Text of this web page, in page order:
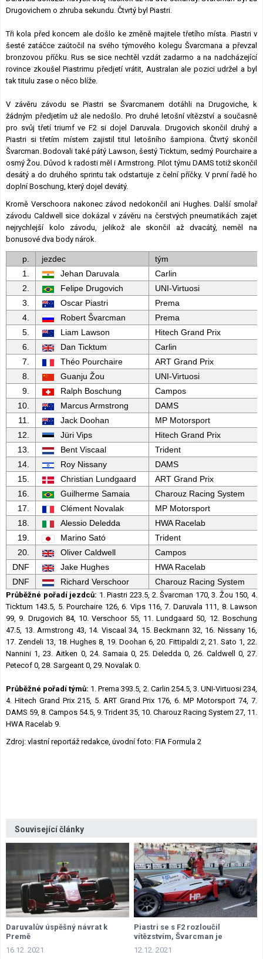
Drugovichem o zhruba sekundu. Čtvrtý byl Piastri.
Tři kola před koncem ale došlo ke změně majitele třetího místa. Piastri v
šesté zatáčce zaútočil na svého týmového kolegu Švarcmana a převzal
bronzovou příčku. Rus se sice nechtěl vzdát zadarmo a na nadcházející
rovince zkoušel Piastrimu předjetí vrátit, Australan ale pozici udržel a byl
tak titulu zase o něco blíže.
V závěru závodu se Piastri se Švarcmanem dotáhli na Drugoviche, k
žádným předjetím už ale nedošlo. Pro druhé letošní vítězství a současně
pro svůj třetí triumf ve F2 si dojel Daruvala. Drugovich skončil druhý a
Piastri si třetím místem zajistil titul letošního šampiona. Čtvrtý skončil
Švarcman. Bodovali také pátý Lawson, šestý Ticktum, sedmý Pourchaire a
osmý Žou. Důvod k radosti měl i Armstrong. Pilot týmu DAMS totiž skončil
desátý a do druhého sprintu tak odstartuje z čelní příčky. V první řadě ho
doplní Boschung, který dojel devátý.
Kromě Verschoora nakonec závod nedokončil ani Hughes. Další smolař
závodu Caldwell sice dokázal v závěru na čerstvých pneumatikách zajet
nejrychlejší kolo závodu, jelikož ale skončil až dvacátý, neměl na
bonusové dva body nárok.
p. jezdec
tým
1.
Jehan Daruvala
Carlin
2.
Felipe Drugovich
UNI-Virtuosi
3.
Oscar Piastri
Prema
4.
Robert Švarcman
Prema
5.
Liam Lawson
Hitech Grand Prix
6.
Dan Ticktum
Carlin
7.
Théo Pourchaire
ART Grand Prix
8.
Guanju Žou
UNI-Virtuosi
9.
Ralph Boschung
Campos
10.
Marcus Armstrong
DAMS
11.
Jack Doohan
MP Motorsport
12.
Jüri Vips
Hitech Grand Prix
13.
Bent Viscaal
Trident
14.
Roy Nissany
DAMS
15.
Christian Lundgaard
ART Grand Prix
16.
Guilherme Samaia
Charouz Racing System
17.
Clément Novalak
MP Motorsport
18.
Alessio Deledda
HWA Racelab
19.
Marino Sató
Trident
20.
Oliver Caldwell
Campos
DNF
Jake Hughes
HWA Racelab
DNF
Richard Verschoor Charouz Racing System
Průběžné pořadí jezdců: 1. Piastri 223.5, 2. Švarcman 170, 3. Žou 150, 4.
Ticktum 143.5, 5. Pourchaire 126, 6. Vips 116, 7. Daruvala 111, 8. Lawson
99, 9. Drugovich 84, 10. Verschoor 55, 11. Lundgaard 50, 12. Boschung
47.5, 13. Armstrong 43, 14. Viscaal 34, 15. Beckmann 32, 16. Nissany 16,
17. Zendeli 13, 18. Hughes 8, 19. Doohan 6, 20. Fittipaldi 2, 21. Sato 1, 22.
Nannini 1, 23. Aitken 0, 24. Samaia 0, 25. Deledda 0, 26. Caldwell 0, 27.
Petecof 0, 28. Sargeant 0, 29. Novalak 0.
Průběžné pořadí týmů: 1. Prema 393.5, 2. Carlin 254.5, 3. UNI-Virtuosi 234,
4. Hitech Grand Prix 215, 5. ART Grand Prix 176, 6. MP Motorsport 74, 7.
DAMS 59, 8. Campos 54.5, 9. Trident 35, 10. Charouz Racing System 27, 11.
HWA Racelab 9.
Zdroj: vlastní reportáž redakce, úvodní foto: FIA Formula 2
Související články
Daruvalův úspěšný návrat k
Premě
16.12. 2021
Piastri se s F2 rozloučil
vítězstvím, Švarcman je
vicemistrem
12.12. 2021